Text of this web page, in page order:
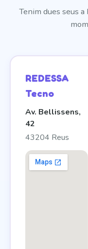
Tenim dues seus
REDESSA
Tecno
Av. Bellissens,
42
43204 Reus